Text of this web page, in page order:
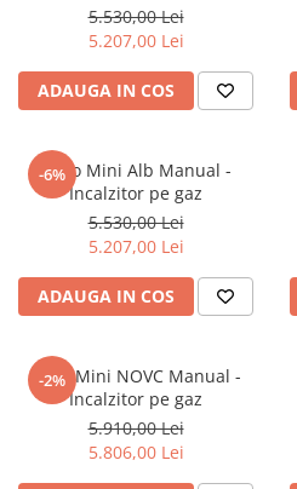
5.530,00 Lei
5.207,00 Lei
ADAUGA IN COS
-6%
Patio Mini Alb Manual -
Incalzitor pe gaz
5.530,00 Lei
5.207,00 Lei
ADAUGA IN COS
-2%
Patio Mini NOVC Manual -
Incalzitor pe gaz
5.910,00 Lei
5.806,00 Lei